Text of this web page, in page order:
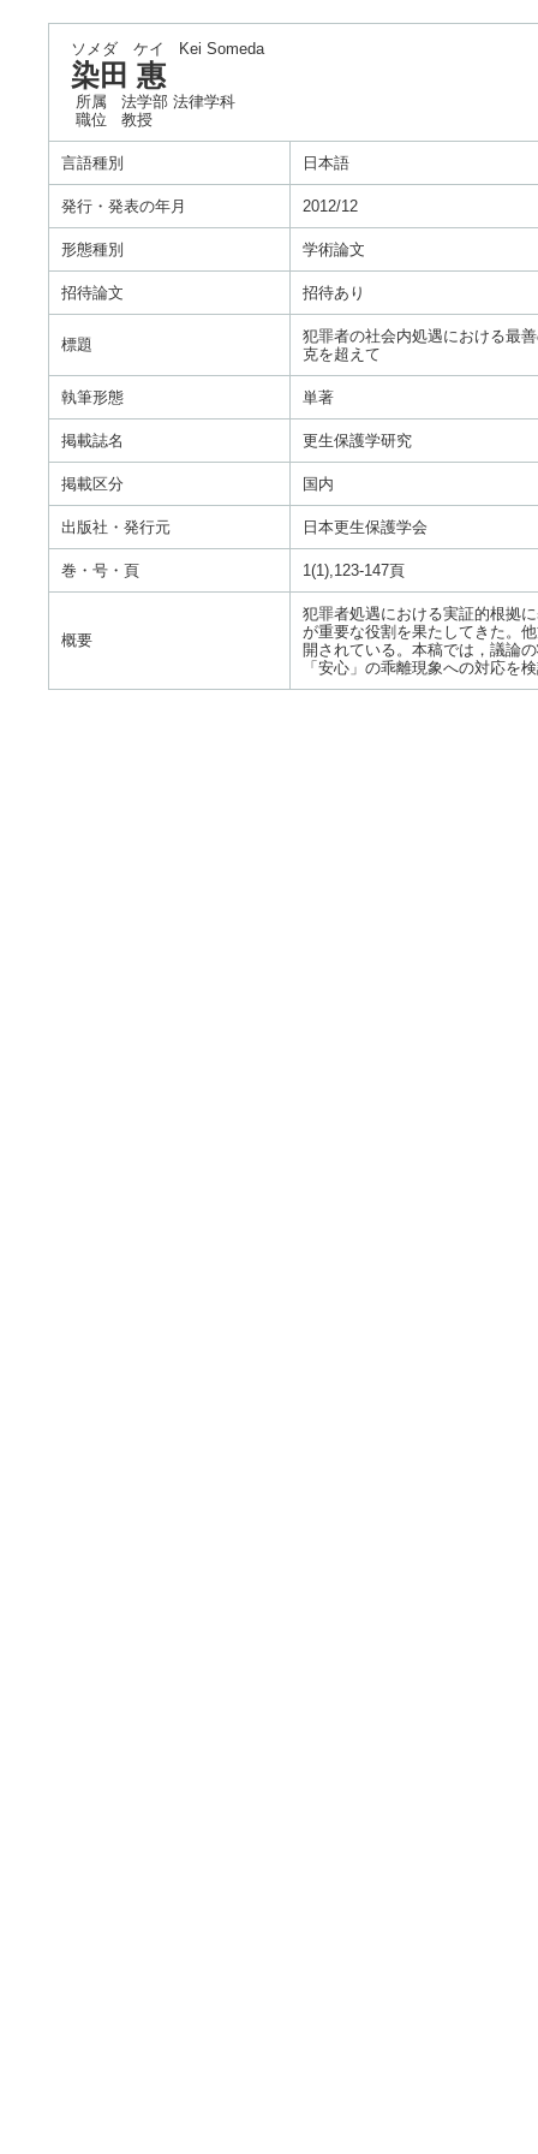
ソメダ ケイ Kei Someda
染田 惠
所属
法学部 法律学科
職位
教授
言語種別 日本語
発行・発表の年月 2012/12
形態種別 学術論文
招待論文 招待あり
標題
犯罪者の社会内処遇における最
克を超えて
執筆形態 単著
掲載誌名 更生保護学研究
掲載区分 国内
出版社・発行元 日本更生保護学会
巻・号・頁 1(1),123-147頁
概要
犯罪者処遇における実証的根拠
が重要な役割を果たしてきた。
開されている。本稿では，議論
「安心」の乖離現象への対応を